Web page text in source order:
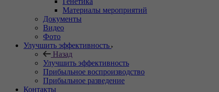
Материалы мероприятий
Документы
Видео
Фото
Улучшить эффективность
Назад
Улучшить эффективность
Прибыльное воспроизводство
Прибыльное разведение
Контакты